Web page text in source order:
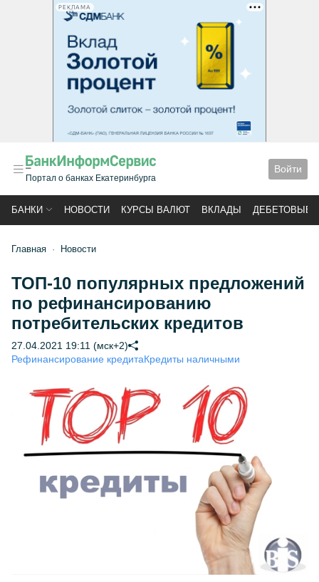
РЕКЛАМА
Портал о банках Екатеринбурга
Войти
БАНКИ НОВОСТИ КУРСЫ ВАЛЮТ ВКЛАДЫ ДЕБЕТОВЫЕ
Главная Новости
ТОП-10 популярных предложений
по рефинансированию
потребительских кредитов
27.04.2021 19:11 (мск+2)
Рефинансирование кредитаКредиты наличными